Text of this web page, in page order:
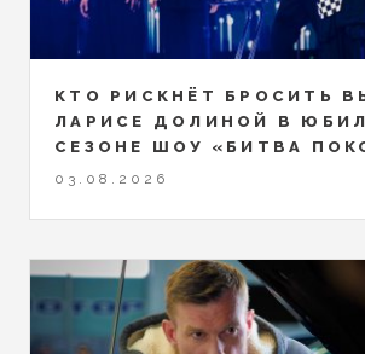
КТО РИСКНЁТ БРОСИТЬ
ЛАРИСЕ ДОЛИНОЙ В
СЕЗОНЕ ШОУ «БИТВА
03.08.2026